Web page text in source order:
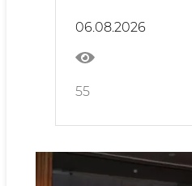
06.08.2026
55